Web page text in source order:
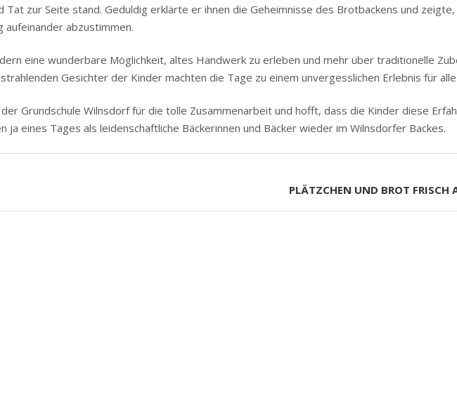
Tat zur Seite stand. Geduldig erklärte er ihnen die Geheimnisse des Brotbackens und
abzustimmen.
eine wunderbare Möglichkeit, altes Handwerk zu erleben und mehr über traditionelle
Gesichter der Kinder machten die Tage zu einem unvergesslichen Erlebnis für
Grundschule Wilnsdorf für die tolle Zusammenarbeit und hofft, dass die Kinder diese
ja eines Tages als leidenschaftliche Bäckerinnen und Bäcker wieder im Wilnsdorfer Backes.
PLÄTZCHEN UND BROT FRISCH